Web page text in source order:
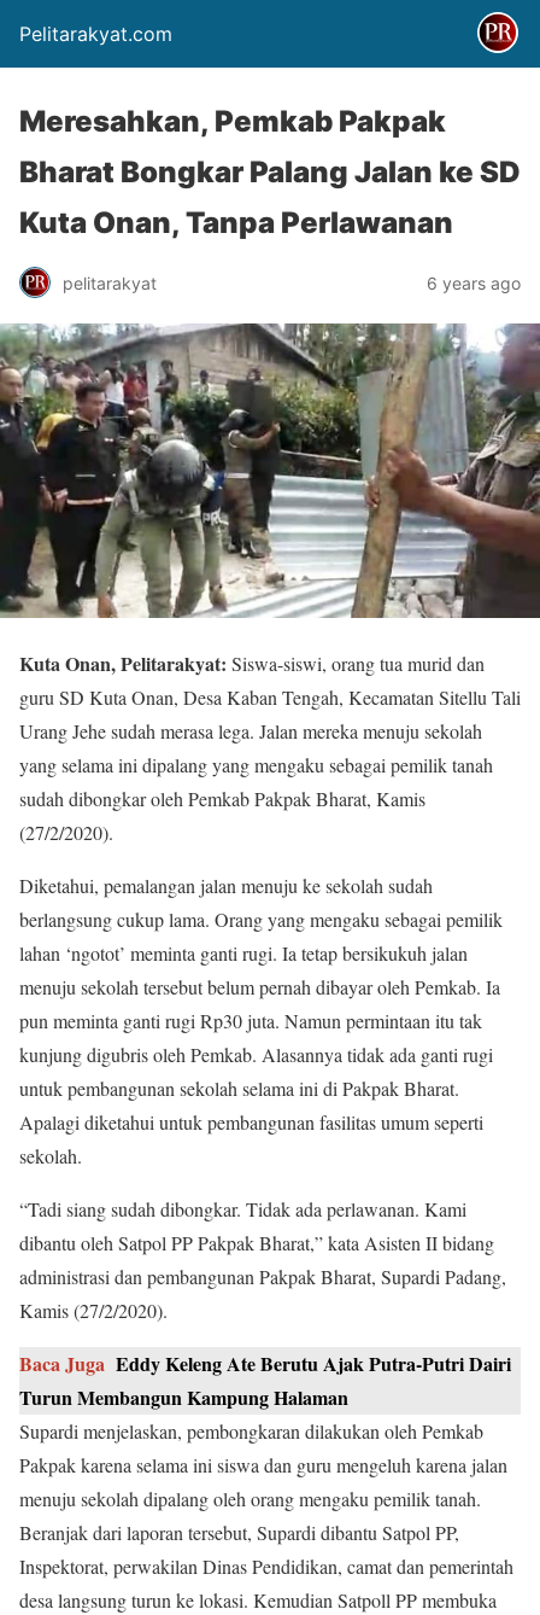
Pelitarakyat.com
Meresahkan, Pemkab Pakpak
Bharat Bongkar Palang Jalan ke SD
Kuta Onan, Tanpa Perlawanan
pelitarakyat 6 years ago
Kuta Onan, Pelitarakyat: Siswa-siswi, orang tua murid dan
guru SD Kuta Onan, Desa Kaban Tengah, Kecamatan Sitellu Tali
Urang Jehe sudah merasa lega. Jalan mereka menuju sekolah
yang selama ini dipalang yang mengaku sebagai pemilik tanah
sudah dibongkar oleh Pemkab Pakpak Bharat, Kamis
(27/2/2020).
Diketahui, pemalangan jalan menuju ke sekolah sudah
berlangsung cukup lama. Orang yang mengaku sebagai pemilik
lahan ‘ngotot’ meminta ganti rugi. Ia tetap bersikukuh jalan
menuju sekolah tersebut belum pernah dibayar oleh Pemkab. Ia
pun meminta ganti rugi Rp30 juta. Namun permintaan itu tak
kunjung digubris oleh Pemkab. Alasannya tidak ada ganti rugi
untuk pembangunan sekolah selama ini di Pakpak Bharat.
Apalagi diketahui untuk pembangunan fasilitas umum seperti
sekolah.
“Tadi siang sudah dibongkar. Tidak ada perlawanan. Kami
dibantu oleh Satpol PP Pakpak Bharat,” kata Asisten II bidang
administrasi dan pembangunan Pakpak Bharat, Supardi Padang,
Kamis (27/2/2020).
Baca Juga Eddy Keleng Ate Berutu Ajak Putra-Putri Dairi
Turun Membangun Kampung Halaman
Supardi menjelaskan, pembongkaran dilakukan oleh Pemkab
Pakpak karena selama ini siswa dan guru mengeluh karena jalan
menuju sekolah dipalang oleh orang mengaku pemilik tanah.
Beranjak dari laporan tersebut, Supardi dibantu Satpol PP,
Inspektorat, perwakilan Dinas Pendidikan, camat dan pemerintah
desa langsung turun ke lokasi. Kemudian Satpoll PP membuka